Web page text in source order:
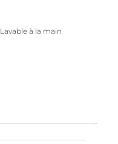
Lavable à la main